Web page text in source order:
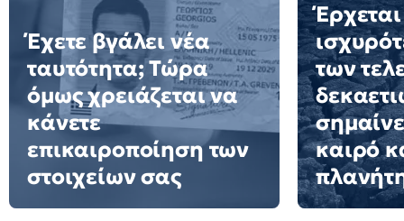
Έχετε βγάλει νέα
ταυτότητα; Τώρα
όμως χρειάζεται να
κάνετε
επικαιροποίηση των
στοιχείων σας
των
καιρό